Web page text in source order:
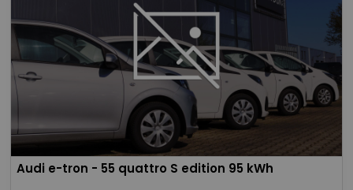
Audi e-tron - 55 quattro S edition 95 kWh